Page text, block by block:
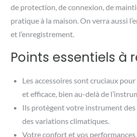
de protection, de connexion, de
pratique à la maison. On verra aussi
et l’enregistrement.
Points essentiels à
Les accessoires sont cruciaux
et efficace, bien au-delà de
Ils protègent votre instrument des
des variations climatiques.
Votre confort et vos